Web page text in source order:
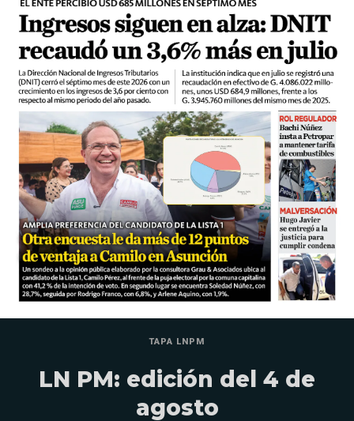
TAPA LNPM
LN PM: edición del 4 de
agosto